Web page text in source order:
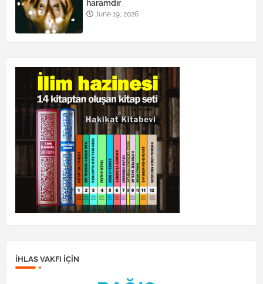
haramdır
June 19, 2026
İHLAS VAKFI IÇIN